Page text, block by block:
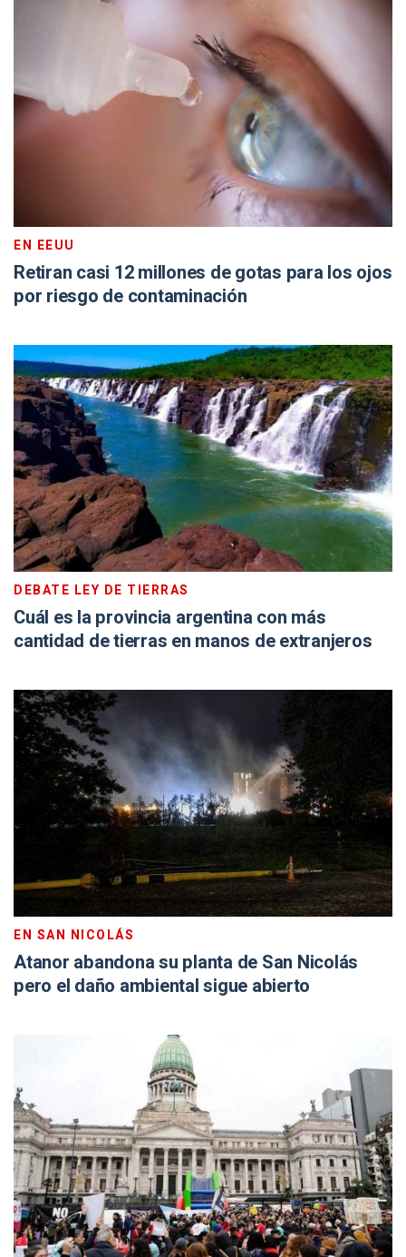
EN EEUU
Retiran casi 12 millones de gotas para los ojos
por riesgo de contaminación
DEBATE LEY DE TIERRAS
Cuál es la provincia argentina con más
cantidad de tierras en manos de extranjeros
EN SAN NICOLÁS
Atanor abandona su planta de San Nicolás
pero el daño ambiental sigue abierto